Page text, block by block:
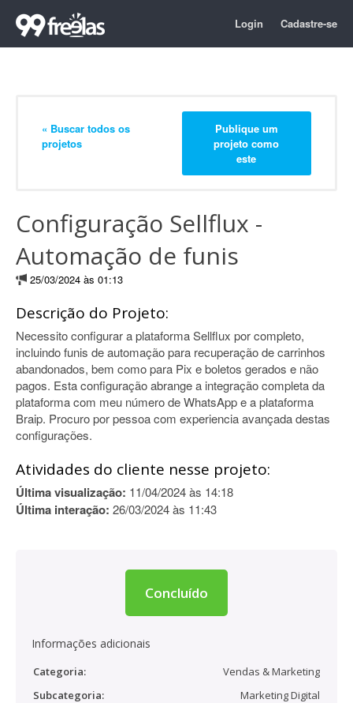
Login Cadastre-se
« Buscar todos os
projetos
Publique um
projeto como
este
Configuração Sellflux -
Automação de funis
25/03/2024 às 01:13
Descrição do Projeto:
Necessito configurar a plataforma Sellflux por completo,
incluindo funis de automação para recuperação de carrinhos
abandonados, bem como para Pix e boletos gerados e não
pagos. Esta configuração abrange a integração completa da
plataforma com meu número de WhatsApp e a plataforma
Braip. Procuro por pessoa com experiencia avançada destas
configurações.
Atividades do cliente nesse projeto:
Última visualização: 11/04/2024 às 14:18
Última interação: 26/03/2024 às 11:43
Concluído
Informações adicionais
Categoria:
Vendas & Marketing
Subcategoria:
Marketing Digital